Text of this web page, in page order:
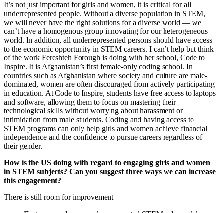
It’s not just important for girls and women, it is critical for all
underrepresented people. Without a diverse population in STEM,
we will never have the right solutions for a diverse world — we
can’t have a homogenous group innovating for our heterogeneous
world. In addition, all underrepresented persons should have access
to the economic opportunity in STEM careers. I can’t help but think
of the work Fereshteh Forough is doing with her school, Code to
Inspire. It is Afghanistan’s first female-only coding school. In
countries such as Afghanistan where society and culture are male-
dominated, women are often discouraged from actively participating
in education. At Code to Inspire, students have free access to laptops
and software, allowing them to focus on mastering their
technological skills without worrying about harassment or
intimidation from male students. Coding and having access to
STEM programs can only help girls and women achieve financial
independence and the confidence to pursue careers regardless of
their gender.
How is the US doing with regard to engaging girls and women
in STEM subjects? Can you suggest three ways we can increase
this engagement?
There is still room for improvement –